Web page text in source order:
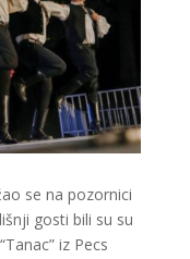
se na pozornici
gosti bili su su
iz Pecs